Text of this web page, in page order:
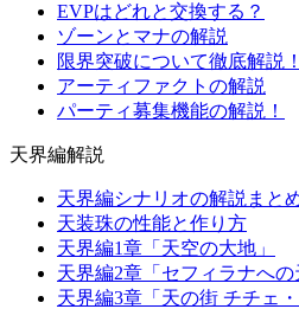
EVPはどれと交換する？
ゾーンとマナの解説
限界突破について徹底解説！
アーティファクトの解説
パーティ募集機能の解説！
天界編解説
天界編シナリオの解説まと
天装珠の性能と作り方
天界編1章「天空の大地」
天界編2章「セフィラナへの
天界編3章「天の街 チチェ・